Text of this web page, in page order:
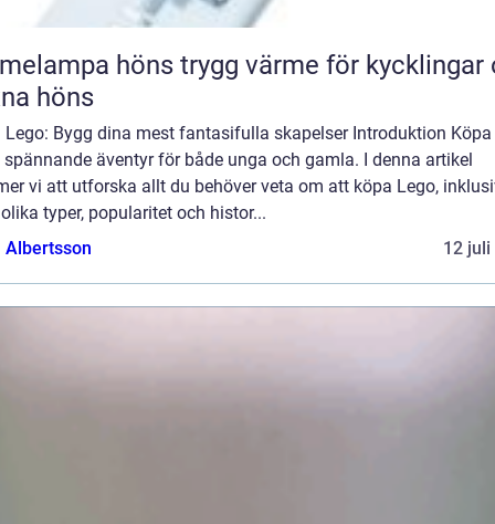
höns trygg värme för kycklingar och
höns
Lego: Bygg dina mest fantasifulla skapelser Introduktion Köpa
spännande äventyr för både unga och gamla. I denna artikel
vi att utforska allt du behöver veta om att köpa Lego,
typer, popularitet och histor...
Albertsson
12 juli